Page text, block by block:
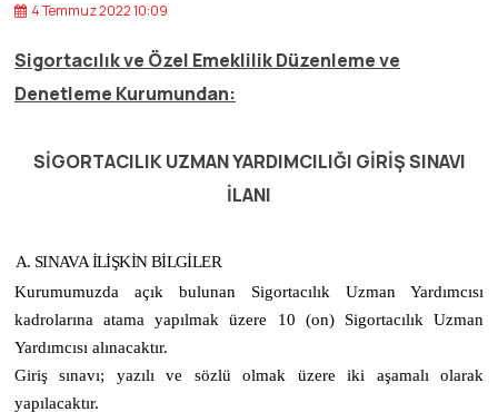
4 Temmuz 2022 10:09
Sigortacılık ve Özel Emeklilik Düzenleme ve
Denetleme Kurumundan:
SİGORTACILIK UZMAN YARDIMCILIĞI GİRİŞ SINAVI
İLANI
A. SINAVA İLİŞKİN BİLGİLER
Kurumumuzda açık bulunan Sigortacılık Uzman Yardımcısı
kadrolarına atama yapılmak üzere 10 (on) Sigortacılık Uzman
Yardımcısı alınacaktır.
Giriş sınavı; yazılı ve sözlü olmak üzere iki aşamalı olarak
yapılacaktır.